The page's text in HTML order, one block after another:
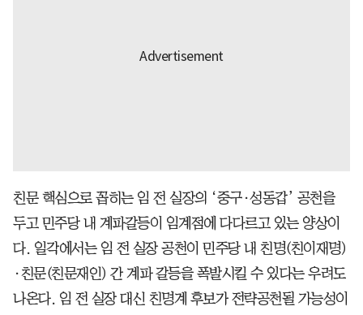
친문 핵심으로 꼽히는 임 전 실장의 ‘중구·성동갑’ 공천을
두고 민주당 내 계파갈등이 임계점에 다다르고 있는 양상이
다. 일각에서는 임 전 실장 공천이 민주당 내 친명(친이재명)
·친문(친문재인) 간 계파 갈등을 폭발시킬 수 있다는 우려도
나온다. 임 전 실장 대신 친명계 후보가 전략공천될 가능성이